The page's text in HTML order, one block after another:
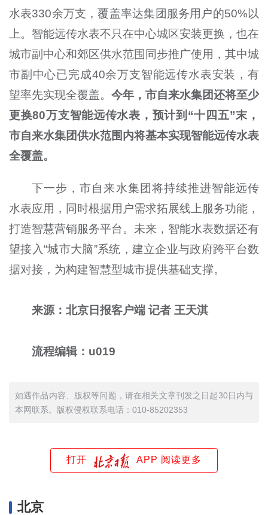
水表330余万支，覆盖率达集团服务用户的50%以
上。智能远传水表不只在中心城区安装更换，也在
城市副中心和郊区供水范围同步推广使用，其中城
市副中心已完成40余万支智能远传水表安装，有
望率先实现全覆盖。 今年，市自来水集团还将至少
更换80万支智能远传水表，预计到“十四五”末，
市自来水集团供水范围内将基本实现智能远传水表
全覆盖。
下一步，市自来水集团将持续推进智能远传
水表应用，同时根据用户需求拓展线上服务功能，
打造智慧营销服务平台。未来，智能水表数据还有
望接入“城市大脑”系统，建立企业与政府跨平台数
据对接，为构建智慧型城市提供基础支撑。
来源：北京日报客户端 记者 王天淇
流程编辑：u019
如遇作品内容、版权等问题，请在相关文章刊发之日起30日内与
本网联系。版权侵权联系电话：010-85202353
打开 APP 阅读更多
北京